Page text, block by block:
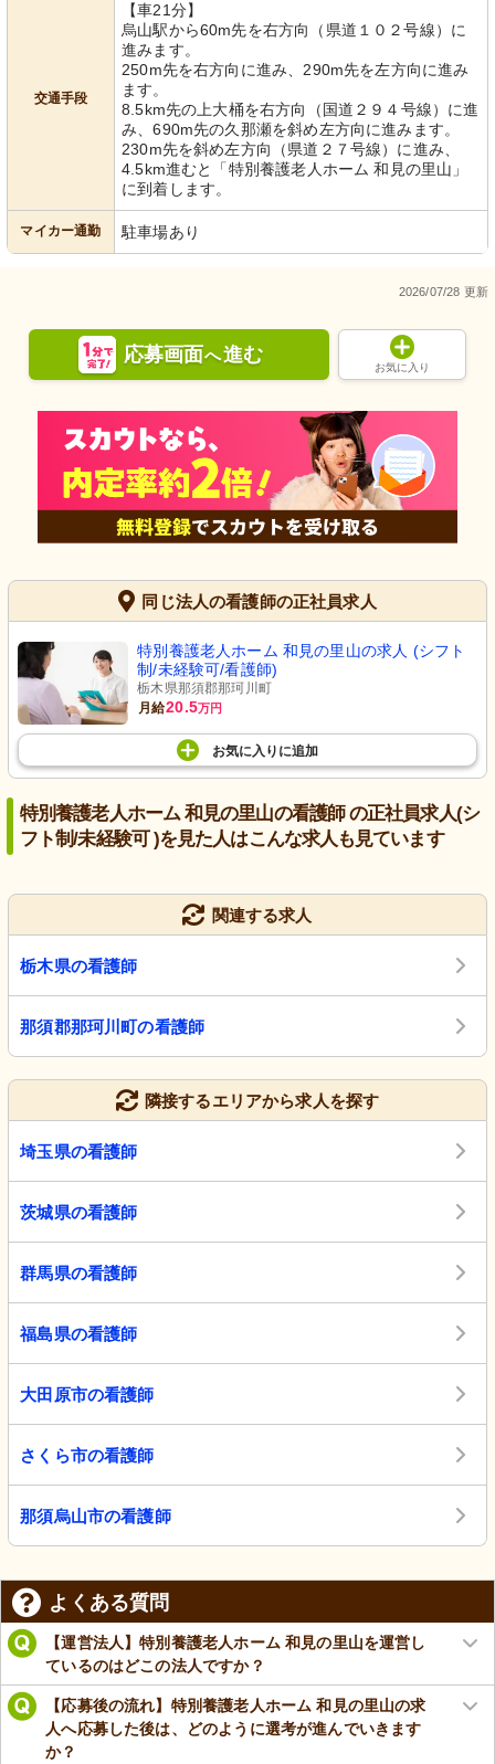
交通手段
【車21分】
烏山駅から60m先を右方向（県道１０２号線）に
進みます。
250m先を右方向に進み、290m先を左方向に進み
ます。
8.5km先の上大桶を右方向（国道２９４号線）に進
み、690m先の久那瀬を斜め左方向に進みます。
230m先を斜め左方向（県道２７号線）に進み、
4.5km進むと「特別養護老人ホーム 和見の里山」
に到着します。
マイカー通勤 駐車場あり
2026/07/28 更新
応募画面へ進む
お気に入り
同じ法人の看護師の正社員求人
特別養護老人ホーム 和見の里山の求人 (シフト
制/未経験可/看護師)
栃木県那須郡那珂川町
月給20.5万円
お気に入り に追加
特別養護老人ホーム 和見の里山の看護師 の正社員求人(シ
フト制/未経験可 )を見た人はこんな求人も見ています
関連する求人
栃木県の看護師
那須郡那珂川町の看護師
隣接するエリアから求人を探す
埼玉県の看護師
茨城県の看護師
群馬県の看護師
福島県の看護師
大田原市の看護師
さくら市の看護師
那須烏山市の看護師
よくある質問
【運営法人】特別養護老人ホーム 和見の里山を運営し
ているのはどこの法人ですか？
【応募後の流れ】特別養護老人ホーム 和見の里山の求
人へ応募した後は、どのように選考が進んでいきます
か？